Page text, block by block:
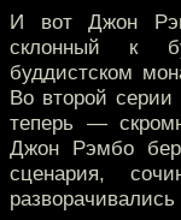
И вот Джон
склонный к
буддистском
Во второй серии
теперь —
Джон Рэмбо
сценария,